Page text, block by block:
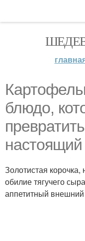
блюдо,
настоящий
Золотистая
обилие тягучего
аппетитный